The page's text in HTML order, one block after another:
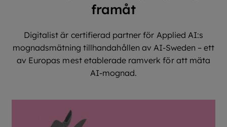
framåt
Digitalist är certifierad partner för Applied AI:s
mognadsmätning tillhandahållen av AI-Sweden – ett
av Europas mest etablerade ramverk för att mäta
AI-mognad.